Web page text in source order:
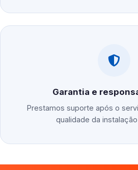
Garantia e
Prestamos suporte após o
qualidade da